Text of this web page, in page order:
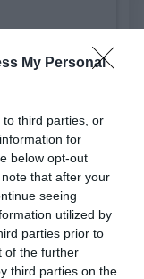
My Personal
third parties, or
for
below opt-out
that after your
seeing
utilized by
parties prior to
of the further
third parties on the
cura
una